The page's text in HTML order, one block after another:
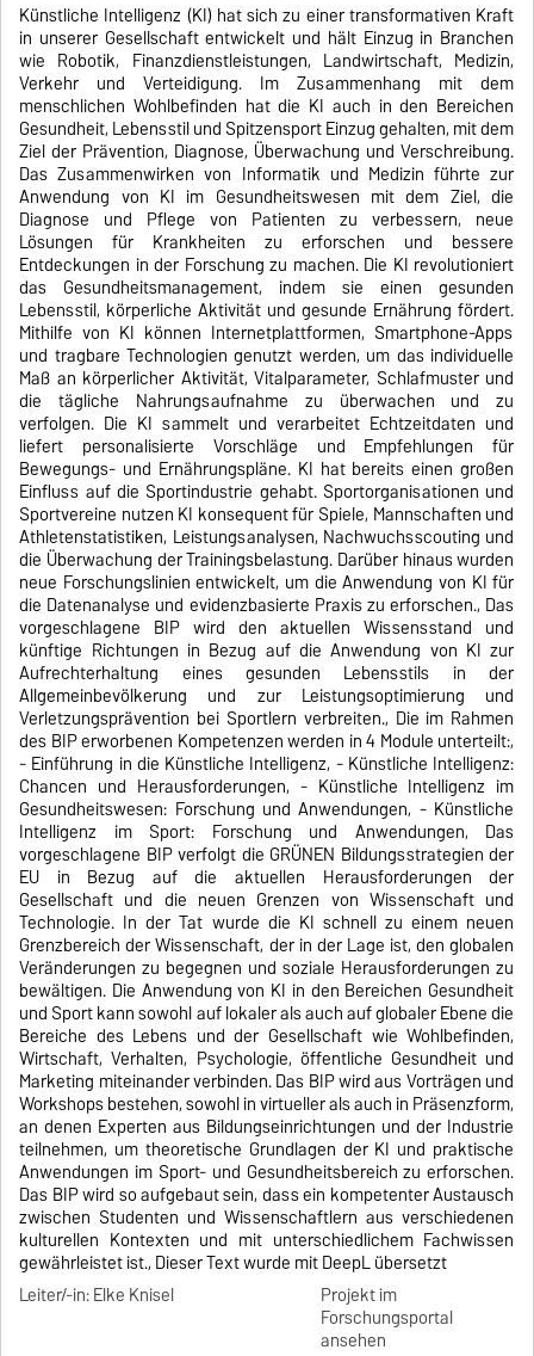
Künstliche Intelligenz (KI) hat sich zu einer transformativen Kraft
in unserer Gesellschaft entwickelt und hält Einzug in Branchen
wie Robotik, Finanzdienstleistungen, Landwirtschaft, Medizin,
Verkehr und Verteidigung. Im Zusammenhang mit dem
menschlichen Wohlbefinden hat die KI auch in den Bereichen
Gesundheit, Lebensstil und Spitzensport Einzug gehalten, mit dem
Ziel der Prävention, Diagnose, Überwachung und Verschreibung.
Das Zusammenwirken von Informatik und Medizin führte zur
Anwendung von KI im Gesundheitswesen mit dem Ziel, die
Diagnose und Pflege von Patienten zu verbessern, neue
Lösungen für Krankheiten zu erforschen und bessere
Entdeckungen in der Forschung zu machen. Die KI revolutioniert
das Gesundheitsmanagement, indem sie einen gesunden
Lebensstil, körperliche Aktivität und gesunde Ernährung fördert.
Mithilfe von KI können Internetplattformen, Smartphone-Apps
und tragbare Technologien genutzt werden, um das individuelle
Maß an körperlicher Aktivität, Vitalparameter, Schlafmuster und
die tägliche Nahrungsaufnahme zu überwachen und zu
verfolgen. Die KI sammelt und verarbeitet Echtzeitdaten und
liefert personalisierte Vorschläge und Empfehlungen für
Bewegungs- und Ernährungspläne. KI hat bereits einen großen
Einfluss auf die Sportindustrie gehabt. Sportorganisationen und
Sportvereine nutzen KI konsequent für Spiele, Mannschaften und
Athletenstatistiken, Leistungsanalysen, Nachwuchsscouting und
die Überwachung der Trainingsbelastung. Darüber hinaus wurden
neue Forschungslinien entwickelt, um die Anwendung von KI für
die Datenanalyse und evidenzbasierte Praxis zu erforschen., Das
vorgeschlagene BIP wird den aktuellen Wissensstand und
künftige Richtungen in Bezug auf die Anwendung von KI zur
Aufrechterhaltung eines gesunden Lebensstils in der
Allgemeinbevölkerung und zur Leistungsoptimierung und
Verletzungsprävention bei Sportlern verbreiten., Die im Rahmen
des BIP erworbenen Kompetenzen werden in 4 Module unterteilt:,
- Einführung in die Künstliche Intelligenz, - Künstliche Intelligenz:
Chancen und Herausforderungen, - Künstliche Intelligenz im
Gesundheitswesen: Forschung und Anwendungen, - Künstliche
Intelligenz im Sport: Forschung und Anwendungen, Das
vorgeschlagene BIP verfolgt die GRÜNEN Bildungsstrategien der
EU in Bezug auf die aktuellen Herausforderungen der
Gesellschaft und die neuen Grenzen von Wissenschaft und
Technologie. In der Tat wurde die KI schnell zu einem neuen
Grenzbereich der Wissenschaft, der in der Lage ist, den globalen
Veränderungen zu begegnen und soziale Herausforderungen zu
bewältigen. Die Anwendung von KI in den Bereichen Gesundheit
und Sport kann sowohl auf lokaler als auch auf globaler Ebene die
Bereiche des Lebens und der Gesellschaft wie Wohlbefinden,
Wirtschaft, Verhalten, Psychologie, öffentliche Gesundheit und
Marketing miteinander verbinden. Das BIP wird aus Vorträgen und
Workshops bestehen, sowohl in virtueller als auch in Präsenzform,
an denen Experten aus Bildungseinrichtungen und der Industrie
teilnehmen, um theoretische Grundlagen der KI und praktische
Anwendungen im Sport- und Gesundheitsbereich zu erforschen.
Das BIP wird so aufgebaut sein, dass ein kompetenter Austausch
zwischen Studenten und Wissenschaftlern aus verschiedenen
kulturellen Kontexten und mit unterschiedlichem Fachwissen
gewährleistet ist., Dieser Text wurde mit DeepL übersetzt
Leiter/-in: Elke Knisel
Projekt im
Forschungsportal
ansehen